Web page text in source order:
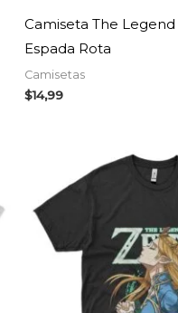
Camiseta The
Espada Rota
Camisetas
$14,99